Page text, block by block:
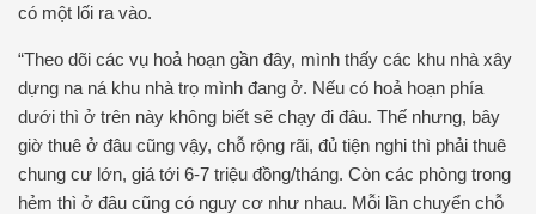
có một lối ra vào.
“Theo dõi các vụ hoả hoạn gần đây, mình thấy các khu nhà xây
dựng na ná khu nhà trọ mình đang ở. Nếu có hoả hoạn phía
dưới thì ở trên này không biết sẽ chạy đi đâu. Thế nhưng, bây
giờ thuê ở đâu cũng vậy, chỗ rộng rãi, đủ tiện nghi thì phải thuê
chung cư lớn, giá tới 6-7 triệu đồng/tháng. Còn các phòng trong
hẻm thì ở đâu cũng có nguy cơ như nhau. Mỗi lần chuyển chỗ